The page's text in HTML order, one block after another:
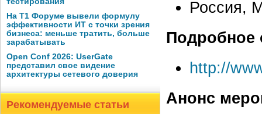
На Т1 Форуме вывели формулу
эффективности ИТ с точки зрения
бизнеса: меньше тратить, больше
зарабатывать
Open Conf 2026: UserGate
представил свое видение
архитектуры сетевого доверия
Рекомендуемые статьи
Россия,
Подробное
http://
Анонс